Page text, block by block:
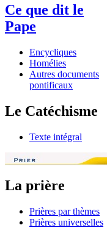
Ce que dit le
Pape
Encycliques
Homélies
Autres documents
pontificaux
Le Catéchisme
Texte intégral
La prière
Prières par thèmes
Prières universelles